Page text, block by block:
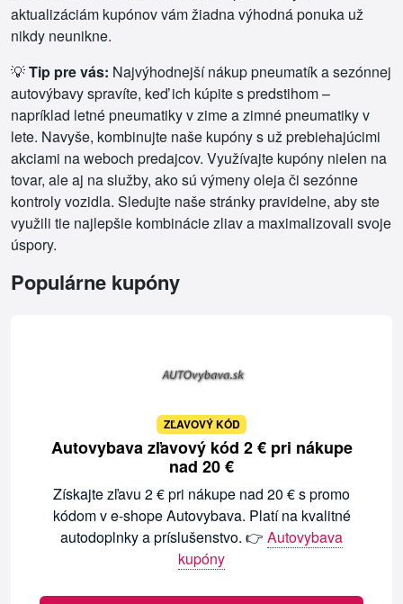
aktualizáciám kupónov vám žiadna výhodná ponuka už
nikdy neunikne.
💡Tip pre vás: Najvýhodnejší nákup pneumatík a sezónnej
autovýbavy spravíte, keď ich kúpite s predstihom –
napríklad letné pneumatiky v zime a zimné pneumatiky v
lete. Navyše, kombinujte naše kupóny s už prebiehajúcimi
akciami na weboch predajcov. Využívajte kupóny nielen na
tovar, ale aj na služby, ako sú výmeny oleja či sezónne
kontroly vozidla. Sledujte naše stránky pravidelne, aby ste
využili tie najlepšie kombinácie zliav a maximalizovali svoje
úspory.
Populárne kupóny
ZĽAVOVÝ KÓD
Autovybava zľavový kód 2 € pri nákupe
nad 20 €
Získajte zľavu 2 € pri nákupe nad 20 € s promo
kódom v e-shope Autovybava. Platí na kvalitné
autodoplnky a príslušenstvo. 👉 Autovybava
kupóny